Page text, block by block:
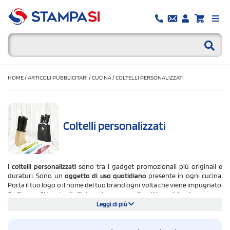
HOME/ARTICOLI PUBBLICITARI /CUCINA/COLTELLI PERSONALIZZATI
Coltelli personalizzati
I coltelli personalizzati sono tra i gadget promozionali più originali e
duraturi. Sono un oggetto di uso quotidiano presente in ogni cucina.
Porta il tuo logo o il nome del tuo brand ogni volta che viene impugnato.
Su StampaSi trovi c
oltelli da cucina personalizzati in acciaio giapponese,
acciaio tedesco, bambù e acciaio riciclato certificato RCS
Leggi di più